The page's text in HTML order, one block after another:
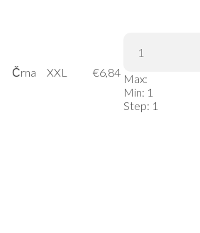
Črna XXL €6,84 Max:
Min: 1
Step: 1